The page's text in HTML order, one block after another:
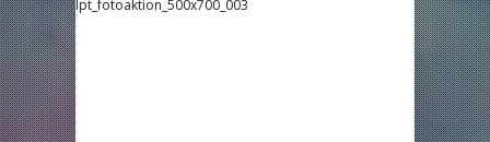
lpt_fotoaktion_500x700_003